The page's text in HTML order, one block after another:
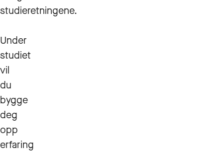
studieretningene.
Under
studiet
vil
du
bygge
deg
opp
erfaring